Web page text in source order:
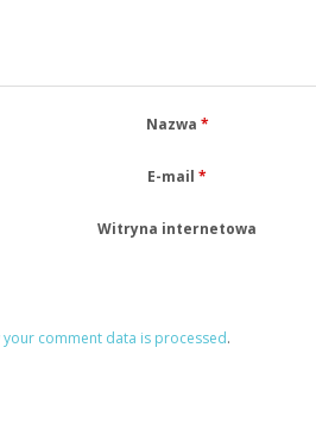
Nazwa *
E-mail*
Witryna internetowa
your comment data is processed.